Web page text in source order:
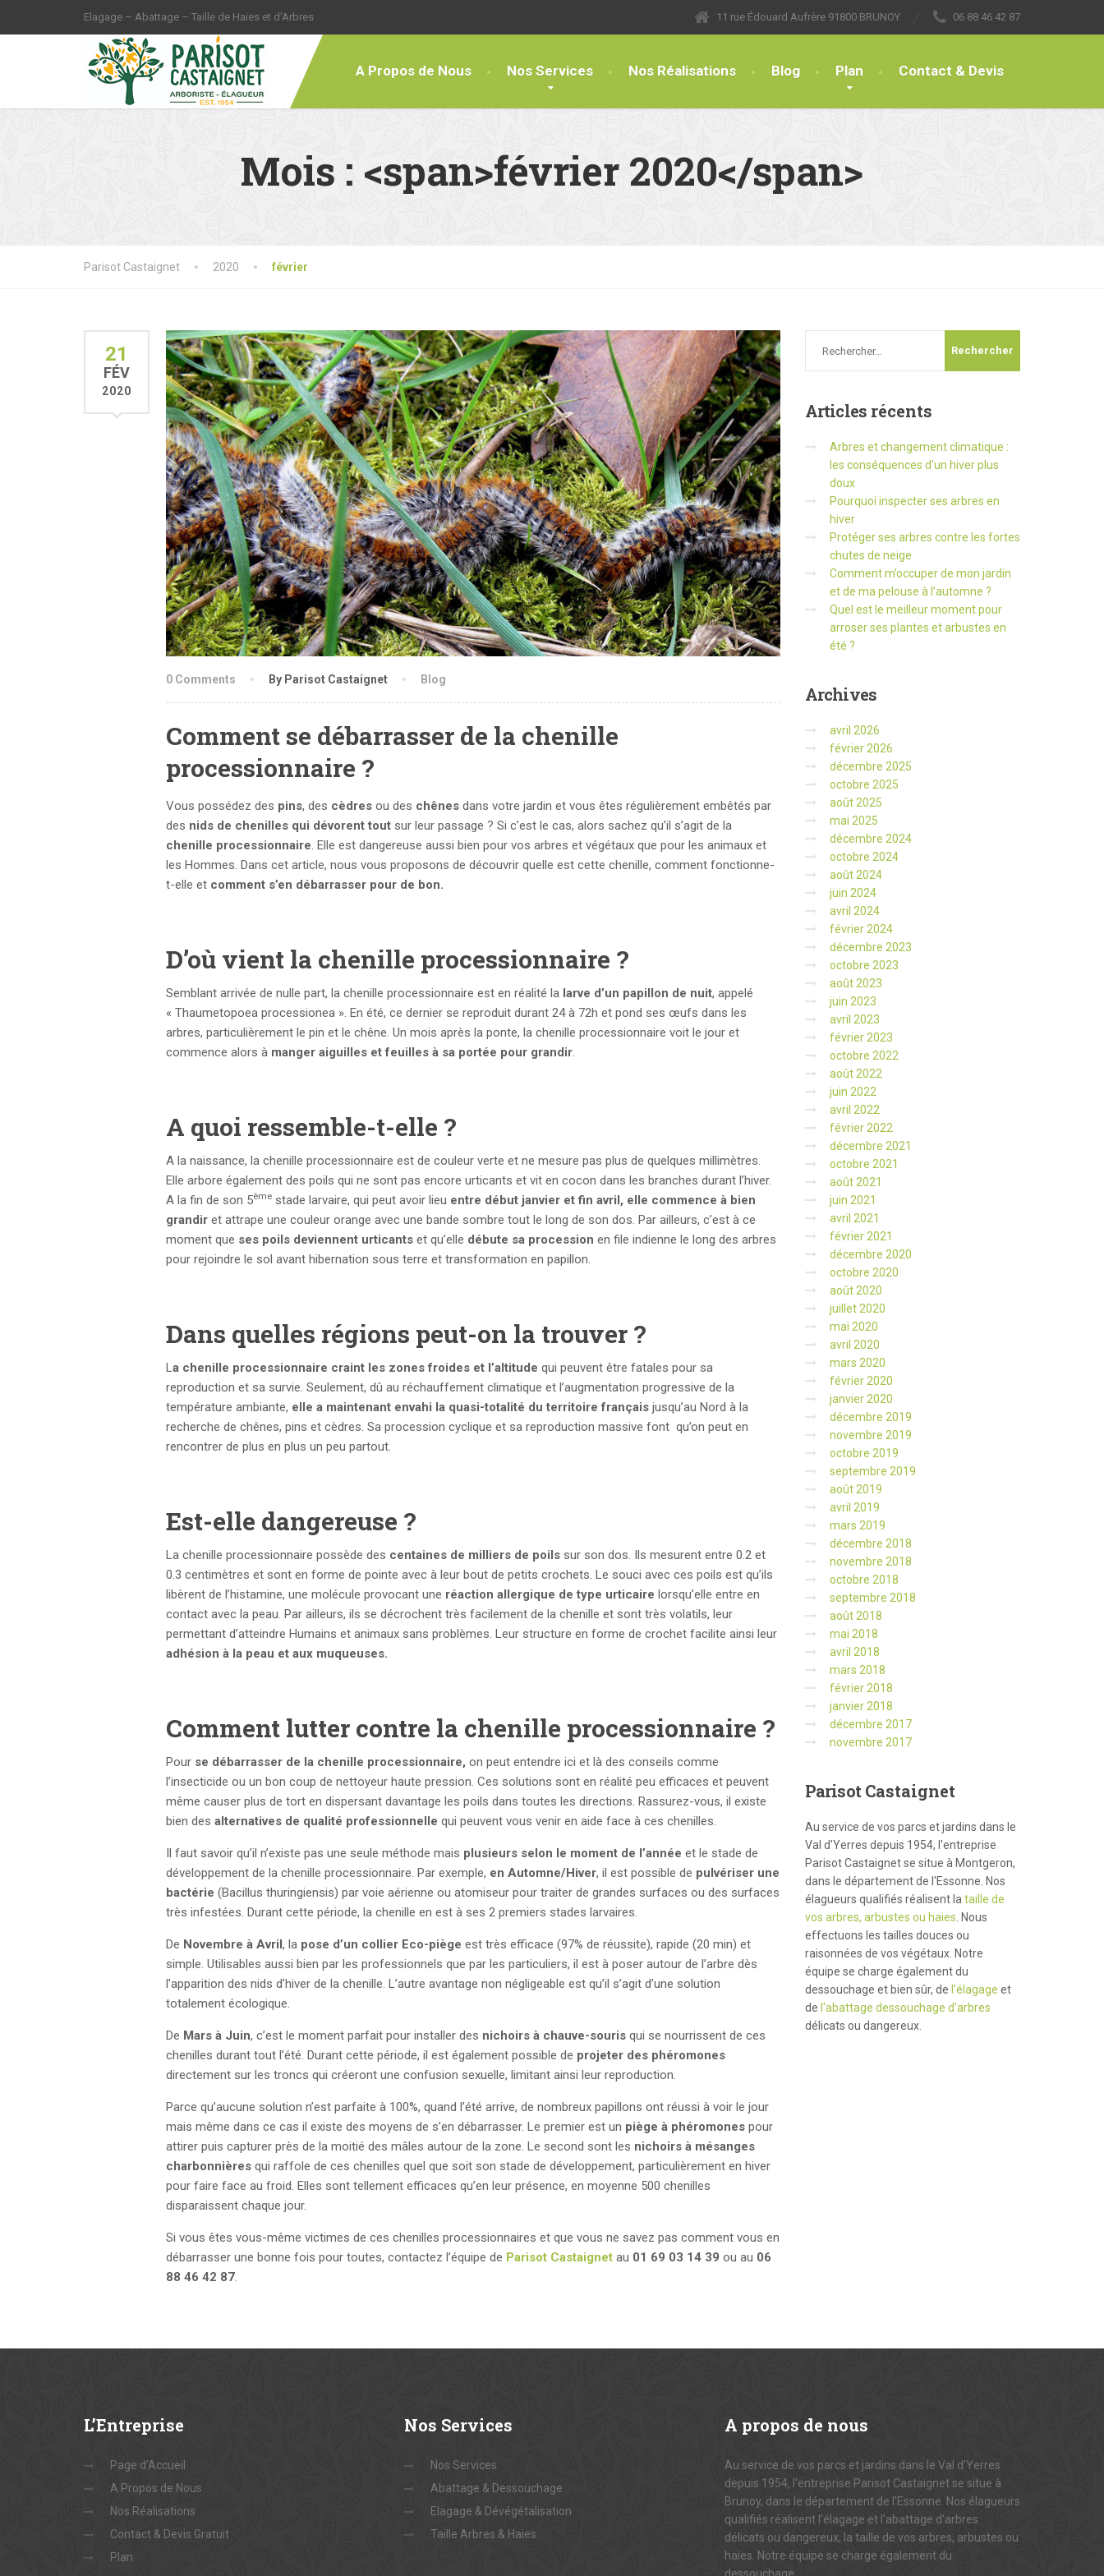
Elagage – Abattage – Taille de Haies et d'Arbres 11 rue Édouard Aufrère 91800 BRUNOY 06 88 46 42 87
A Propos de Nous Nos Services Nos Réalisations Blog Plan Contact & Devis
Mois : <span>février 2020</span>
Parisot Castaignet 2020 février
21
FÉV
2020
0 Comments By Parisot Castaignet Blog
Comment se débarrasser de la chenille
processionnaire ?
Vous possédez des pins, des cèdres ou des chênes dans votre jardin et vous êtes régulièrement embêtés par
des nids de chenilles qui dévorent tout sur leur passage ? Si c’est le cas, alors sachez qu’il s’agit de la
chenille processionnaire. Elle est dangereuse aussi bien pour vos arbres et végétaux que pour les animaux et
les Hommes. Dans cet article, nous vous proposons de découvrir quelle est cette chenille, comment fonctionne-
t-elle et comment s’en débarrasser pour de bon.
D’où vient la chenille processionnaire ?
Semblant arrivée de nulle part, la chenille processionnaire est en réalité la larve d’un papillon de nuit, appelé
« Thaumetopoea processionea ». En été, ce dernier se reproduit durant 24 à 72h et pond ses œufs dans les
arbres, particulièrement le pin et le chêne. Un mois après la ponte, la chenille processionnaire voit le jour et
commence alors à manger aiguilles et feuilles à sa portée pour grandir.
A quoi ressemble-t-elle ?
A la naissance, la chenille processionnaire est de couleur verte et ne mesure pas plus de quelques millimètres.
Elle arbore également des poils qui ne sont pas encore urticants et vit en cocon dans les branches durant l’hiver.
A la fin de son 5ème stade larvaire, qui peut avoir lieu entre début janvier et fin avril, elle commence à bien
grandir et attrape une couleur orange avec une bande sombre tout le long de son dos. Par ailleurs, c’est à ce
moment que ses poils deviennent urticants et qu’elle débute sa procession en file indienne le long des arbres
pour rejoindre le sol avant hibernation sous terre et transformation en papillon.
Dans quelles régions peut-on la trouver ?
La chenille processionnaire craint les zones froides et l’altitude qui peuvent être fatales pour sa
reproduction et sa survie. Seulement, dû au réchauffement climatique et l’augmentation progressive de la
température ambiante, elle a maintenant envahi la quasi-totalité du territoire français jusqu’au Nord à la
recherche de chênes, pins et cèdres. Sa procession cyclique et sa reproduction massive font qu’on peut en
rencontrer de plus en plus un peu partout.
Est-elle dangereuse ?
La chenille processionnaire possède des centaines de milliers de poils sur son dos. Ils mesurent entre 0.2 et
0.3 centimètres et sont en forme de pointe avec à leur bout de petits crochets. Le souci avec ces poils est qu’ils
libèrent de l’histamine, une molécule provocant une réaction allergique de type urticaire lorsqu’elle entre en
contact avec la peau. Par ailleurs, ils se décrochent très facilement de la chenille et sont très volatils, leur
permettant d’atteindre Humains et animaux sans problèmes. Leur structure en forme de crochet facilite ainsi leur
adhésion à la peau et aux muqueuses.
Comment lutter contre la chenille processionnaire ?
Pour se débarrasser de la chenille processionnaire, on peut entendre ici et là des conseils comme
l’insecticide ou un bon coup de nettoyeur haute pression. Ces solutions sont en réalité peu efficaces et peuvent
même causer plus de tort en dispersant davantage les poils dans toutes les directions. Rassurez-vous, il existe
bien des alternatives de qualité professionnelle qui peuvent vous venir en aide face à ces chenilles.
Il faut savoir qu’il n’existe pas une seule méthode mais plusieurs selon le moment de l’année et le stade de
développement de la chenille processionnaire. Par exemple, en Automne/Hiver, il est possible de pulvériser une
bactérie (Bacillus thuringiensis) par voie aérienne ou atomiseur pour traiter de grandes surfaces ou des surfaces
très infestées. Durant cette période, la chenille en est à ses 2 premiers stades larvaires.
De Novembre à Avril, la pose d’un collier Eco-piège est très efficace (97% de réussite), rapide (20 min) et
simple. Utilisables aussi bien par les professionnels que par les particuliers, il est à poser autour de l’arbre dès
l’apparition des nids d’hiver de la chenille. L’autre avantage non négligeable est qu’il s’agit d’une solution
totalement écologique.
De Mars à Juin, c’est le moment parfait pour installer des nichoirs à chauve-souris qui se nourrissent de ces
chenilles durant tout l’été. Durant cette période, il est également possible de projeter des phéromones
directement sur les troncs qui créeront une confusion sexuelle, limitant ainsi leur reproduction.
Parce qu’aucune solution n’est parfaite à 100%, quand l’été arrive, de nombreux papillons ont réussi à voir le jour
mais même dans ce cas il existe des moyens de s’en débarrasser. Le premier est un piège à phéromones pour
attirer puis capturer près de la moitié des mâles autour de la zone. Le second sont les nichoirs à mésanges
charbonnières qui raffole de ces chenilles quel que soit son stade de développement, particulièrement en hiver
pour faire face au froid. Elles sont tellement efficaces qu’en leur présence, en moyenne 500 chenilles
disparaissent chaque jour.
Si vous êtes vous-même victimes de ces chenilles processionnaires et que vous ne savez pas comment vous en
débarrasser une bonne fois pour toutes, contactez l’équipe de Parisot Castaignet au 01 69 03 14 39 ou au 06
88 46 42 87.
Articles récents
Arbres et changement climatique :
les conséquences d’un hiver plus
doux
Pourquoi inspecter ses arbres en
hiver
Protéger ses arbres contre les fortes
chutes de neige
Comment m’occuper de mon jardin
et de ma pelouse à l’automne ?
Quel est le meilleur moment pour
arroser ses plantes et arbustes en
été ?
Archives
avril 2026
février 2026
décembre 2025
octobre 2025
août 2025
mai 2025
décembre 2024
octobre 2024
août 2024
juin 2024
avril 2024
février 2024
décembre 2023
octobre 2023
août 2023
juin 2023
avril 2023
février 2023
octobre 2022
août 2022
juin 2022
avril 2022
février 2022
décembre 2021
octobre 2021
août 2021
juin 2021
avril 2021
février 2021
décembre 2020
octobre 2020
août 2020
juillet 2020
mai 2020
avril 2020
mars 2020
février 2020
janvier 2020
décembre 2019
novembre 2019
octobre 2019
septembre 2019
août 2019
avril 2019
mars 2019
décembre 2018
novembre 2018
octobre 2018
septembre 2018
août 2018
mai 2018
avril 2018
mars 2018
février 2018
janvier 2018
décembre 2017
novembre 2017
ParisotCastaignet
Au service de vos parcs et jardins dans le
Val d'Yerres depuis 1954, l'entreprise
Parisot Castaignet se situe à Montgeron,
dans le département de l'Essonne. Nos
élagueurs qualifiés réalisent la taille de
vos arbres, arbustes ou haies . Nous
effectuons les tailles douces ou
raisonnées de vos végétaux. Notre
équipe se charge également du
dessouchage et bien sûr, de l'élagage et
de l'abattage dessouchage d'arbres
délicats ou dangereux.
L’Entreprise
Page d’Accueil
A Propos de Nous
Nos Réalisations
Contact & Devis Gratuit
Plan
Nos Services
Nos Services
Abattage & Dessouchage
Elagage & Dévégétalisation
Taille Arbres & Haies
A propos de nous
Au service de vos parcs et jardins dans le Val d'Yerres
depuis 1954, l'entreprise Parisot Castaignet se situe à
Brunoy, dans le département de l'Essonne. Nos élagueurs
qualifiés réalisent l'élagage et l'abattage d'arbres
délicats ou dangereux, la taille de vos arbres, arbustes ou
haies. Notre équipe se charge également du
dessouchage.